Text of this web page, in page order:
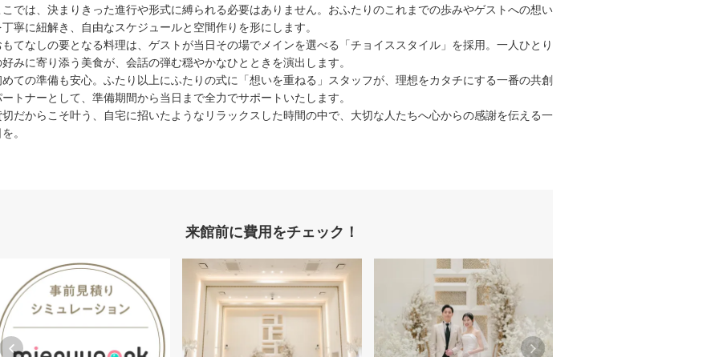
こでは、決まりきった進行や形式に縛られる必要はありません。おふたりのこれまでの歩みやゲストへの想い
丁寧に紐解き、自由なスケジュールと空間作りを形にします。
もてなしの要となる料理は、ゲストが当日その場でメインを選べる「チョイススタイル」を採用。一人ひとり
好みに寄り添う美食が、会話の弾む穏やかなひとときを演出します。
めての準備も安心。ふたり以上にふたりの式に「想いを重ねる」スタッフが、理想をカタチにする一番の共創
ートナーとして、準備期間から当日まで全力でサポートいたします。
切だからこそ叶う、自宅に招いたようなリラックスした時間の中で、大切な人たちへ心からの感謝を伝える一
。
来館前に費用をチェック！